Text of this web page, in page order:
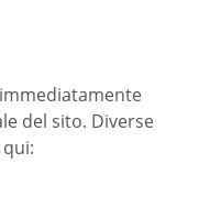
del sito. Diverse